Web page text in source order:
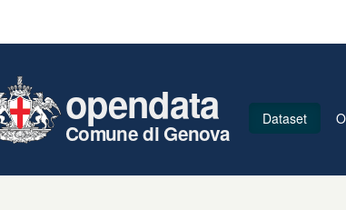
opendata
Comune di Genova
Dataset